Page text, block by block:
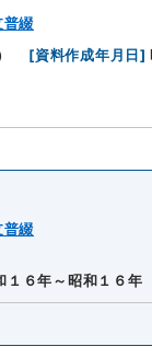
普綴
[資料作成年月日]
普綴
１６年～昭和１６年